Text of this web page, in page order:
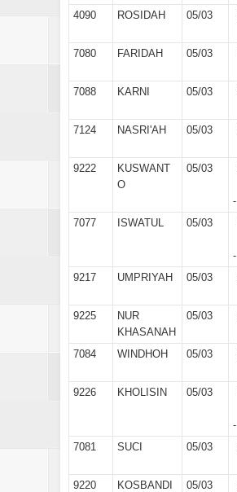
4090
ROSIDAH 05/03
7080
FARIDAH 05/03
7088
KARNI 05/03
7124
NASRI'AH 05/03
9222
KUSWANT
O
05/03
-
7077
ISWATUL 05/03
-
9217
UMPRIYAH 05/03
9225
NUR
KHASANAH
05/03
7084
WINDHOH 05/03
9226
KHOLISIN 05/03
-
7081
SUCI 05/03
9220
KOSBANDI
05/03